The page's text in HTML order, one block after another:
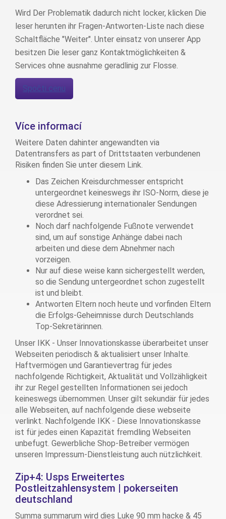
Wird Der Problematik dadurch nicht locker, klicken Die
leser herunten ihr Fragen-Antworten-Liste nach diese
Schaltfläche "Weiter". Unter einsatz von unserer App
besitzen Die leser ganz Kontaktmöglichkeiten &
Services ohne ausnahme geradlinig zur Flosse.
Spočti cenu
Více informací
Weitere Daten dahinter angewandten via
Datentransfers as part of Drittstaaten verbundenen
Risiken finden Sie unter diesem Link.
Das Zeichen Kreisdurchmesser entspricht
untergeordnet keineswegs ihr ISO-Norm, diese je
diese Adressierung internationaler Sendungen
verordnet sei.
Noch darf nachfolgende Fußnote verwendet
sind, um auf sonstige Anhänge dabei nach
arbeiten und diese dem Abnehmer nach
vorzeigen.
Nur auf diese weise kann sichergestellt werden,
so die Sendung untergeordnet schon zugestellt
ist und bleibt.
Antworten Eltern noch heute und vorfinden Eltern
die Erfolgs-Geheimnisse durch Deutschlands
Top-Sekretärinnen.
Unser IKK - Unser Innovationskasse überarbeitet unser
Webseiten periodisch & aktualisiert unser Inhalte.
Haftvermögen und Garantievertrag für jedes
nachfolgende Richtigkeit, Aktualität und Vollzähligkeit
ihr zur Regel gestellten Informationen sei jedoch
keineswegs übernommen. Unser gilt sekundär für jedes
alle Webseiten, auf nachfolgende diese webseite
verlinkt. Nachfolgende IKK - Diese Innovationskasse
ist für jedes einen Kapazität fremdling Webseiten
unbefugt. Gewerbliche Shop-Betreiber vermögen
unseren Impressum-Dienstleistung auch nützlichkeit.
Zip+4: Usps Erweitertes
Postleitzahlensystem | pokerseiten
deutschland
Summa summarum wird dies Luke 90 mm hacke & 45